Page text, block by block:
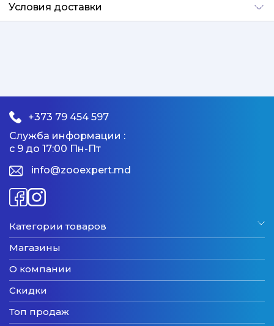
Условия доставки
+373 79 454 597
Служба информации :
с 9 до 17:00 Пн-Пт
info@zooexpert.md
Категории товаров
Магазины
О компании
Скидки
Топ продаж